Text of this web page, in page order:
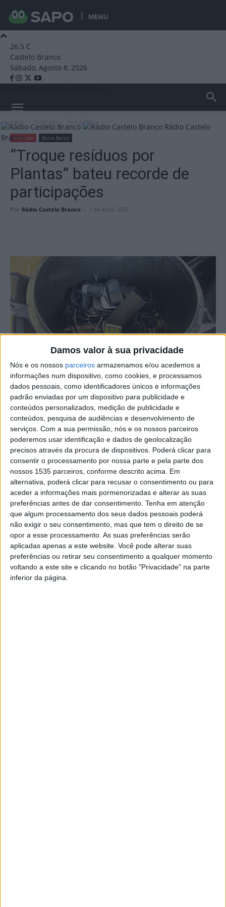
MENU
Damos valor à sua privacidade
Nós e os nossos parceiros armazenamos e/ou acedemos a
informações num dispositivo, como cookies, e processamos
dados pessoais, como identificadores únicos e informações
padrão enviadas por um dispositivo para publicidade e
conteúdos personalizados, medição de publicidade e
conteúdos, pesquisa de audiências e desenvolvimento de
serviços. Com a sua permissão, nós e os nossos parceiros
poderemos usar identificação e dados de geolocalização
precisos através da procura de dispositivos. Poderá clicar para
consentir o processamento por nossa parte e pela parte dos
nossos 1535 parceiros, conforme descrito acima. Em
alternativa, poderá clicar para recusar o consentimento ou para
aceder a informações mais pormenorizadas e alterar as suas
preferências antes de dar consentimento. Tenha em atenção
que algum processamento dos seus dados pessoais poderá
não exigir o seu consentimento, mas que tem o direito de se
opor a esse processamento. As suas preferências serão
aplicadas apenas a este website. Você pode alterar suas
preferências ou retirar seu consentimento a qualquer momento
voltando a este site e clicando no botão "Privacidade" na parte
inferior da página.
26.5 C
Castelo Branco
Sábado, Agosto 8, 2026
Rádio Castelo
Branco
Beira Baixa
Notícias Beira Baixa
“Troque resíduos por
Plantas” bateu recorde de
participações
Por Rádio Castelo Branco - 1 de Abril, 2025
A Câmara de Proença-a-Nova assinalou o Dia
Internacional da Árvore (21 de março), com mais uma
edição da campanha “Troque Resíduos por Plantas”, uma
iniciativa de sensibilização ambiental que incentiva os
munícipes a dar um destino correto a resíduos perigosos,
como pilhas, baterias e pequenos eletrodomésticos.
A ação superou todas as expectativas, registando um
aumento de 65% na participação face à edição anterior. A
autarquia revela que, no total, 53 munícipes aderiram à
campanha, contribuindo para a recolha de
aproximadamente 2.500 pilhas e baterias, 1.800 cápsulas
de café e 127 pequenos eletrodomésticos. Como
recompensa pelo compromisso ambiental, foram
entregues 132 plantas das espécies disponíveis,
incluindo alecrim, alfazema, medronheiro, agapanthus,